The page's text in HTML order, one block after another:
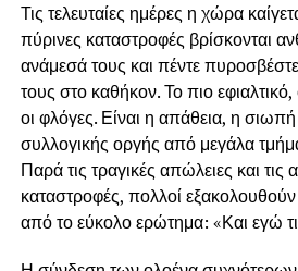
Τις τελευταίες ημέρες η χώρα
πύρινες καταστροφές βρίσκονται
ανάμεσά τους και πέντε
τους στο καθήκον. Το πιο
οι φλόγες. Είναι η απάθεια, η σιωπή
συλλογικής οργής από μεγάλα
Παρά τις τραγικές απώλειες και τις
καταστροφές, πολλοί
από το εύκολο ερώτημα: «Και εγώ